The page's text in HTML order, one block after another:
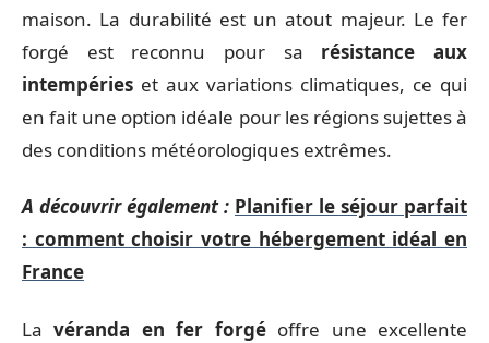
maison. La durabilité est un atout majeur. Le fer
forgé est reconnu pour sa résistance aux
intempéries et aux variations climatiques, ce qui
en fait une option idéale pour les régions sujettes à
des conditions météorologiques extrêmes.
A découvrir également : Planifier le séjour parfait
: comment choisir votre hébergement idéal en
France
Lavéranda en fer forgéoffre une excellente